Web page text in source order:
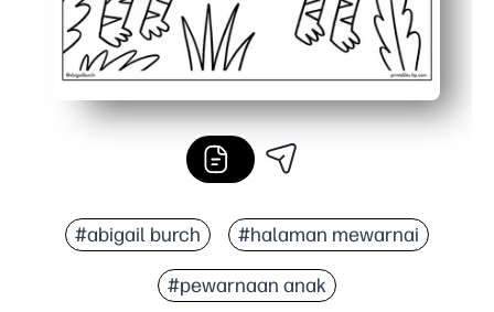
#abigail burch #halaman mewarnai
#pewarnaan anak